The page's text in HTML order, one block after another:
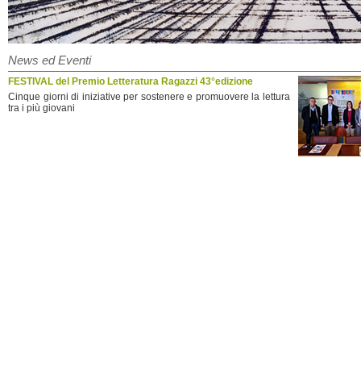
News ed Eventi
FESTIVAL del Premio Letteratura Ragazzi 43°edizione
Cinque giorni di iniziative per sostenere e promuovere la lettura
tra i più giovani